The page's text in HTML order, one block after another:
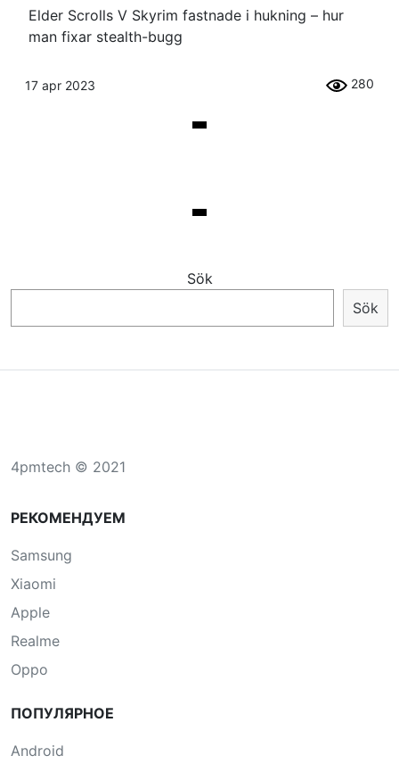
Elder Scrolls V Skyrim fastnade i hukning – hur
man fixar stealth-bugg
17 apr 2023 280
Sök
Sök
4pmtech © 2021
РЕКОМЕНДУЕМ
Samsung
Xiaomi
Apple
Realme
Oppo
ПОПУЛЯРНОЕ
Android